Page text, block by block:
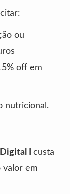
ou
off em
nutricional.
I custa
valor em